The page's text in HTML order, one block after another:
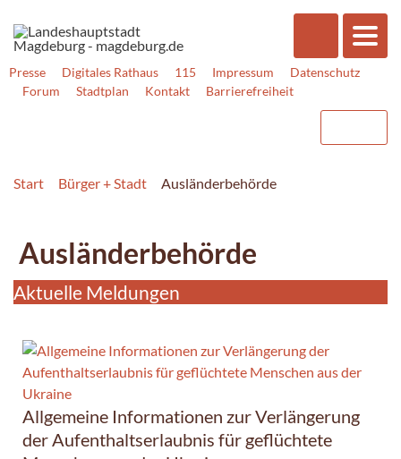
Presse Digitales Rathaus 115 Impressum
Datenschutz
Forum
Stadtplan Kontakt Barrierefreiheit
Start Bürger + Stadt Ausländerbehörde
Ausländerbehörde
Aktuelle Meldungen
Allgemeine Informationen zur Verlängerung
der Aufenthaltserlaubnis für geflüchtete